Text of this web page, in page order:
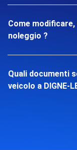
Come
noleggio ?
Quali documenti
veicolo a DIGNE-